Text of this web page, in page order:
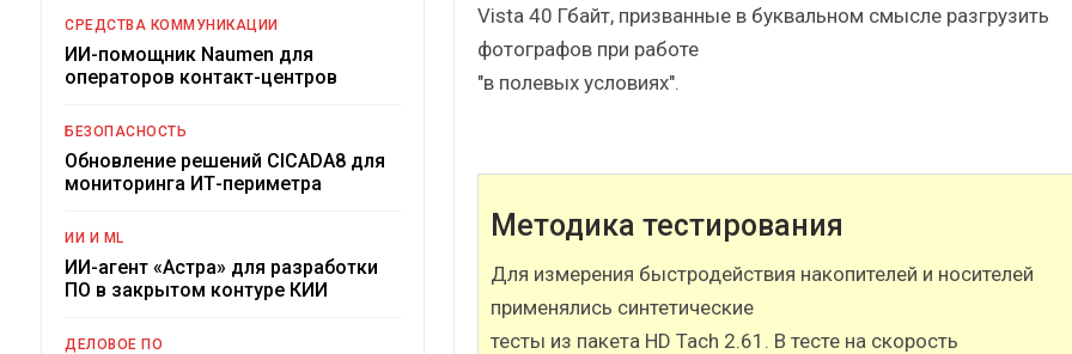
Vista 40 Гбайт, призванные в буквальном смысле разгрузить
фотографов при работе
"в полевых условиях".
Методика тестирования
Для измерения быстродействия накопителей и носителей
применялись синтетические
тесты из пакета HD Tach 2.61. В тесте на скорость
СРЕДСТВА КОММУНИКАЦИИ
ИИ-помощник Naumen для
операторов контакт-центров
БЕЗОПАСНОСТЬ
Обновление решений CICADA8 для
мониторинга ИТ-периметра
ИИ И ML
ИИ-агент «Астра» для разработки
ПО в закрытом контуре КИИ
ДЕЛОВОЕ ПО